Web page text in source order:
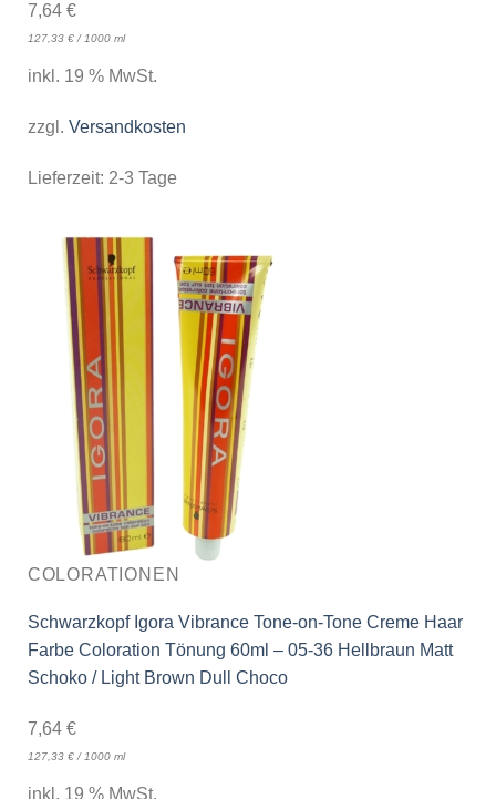
7,64 €
127,33 €/1000 ml
inkl. 19 % MwSt.
zzgl. Versandkosten
Lieferzeit: 2-3 Tage
COLORATIONEN
Schwarzkopf Igora Vibrance Tone-on-Tone Creme Haar
Farbe Coloration Tönung 60ml – 05-36 Hellbraun Matt
Schoko / Light Brown Dull Choco
7,64 €
127,33 €/ 1000 ml
inkl. 19 % MwSt.